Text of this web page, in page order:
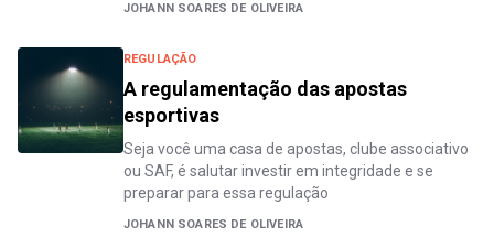
JOHANN SOARES DE OLIVEIRA
REGULAÇÃO
A regulamentação das apostas
esportivas
Seja você uma casa de apostas, clube associativo
ou SAF, é salutar investir em integridade e se
preparar para essa regulação
JOHANN SOARES DE OLIVEIRA